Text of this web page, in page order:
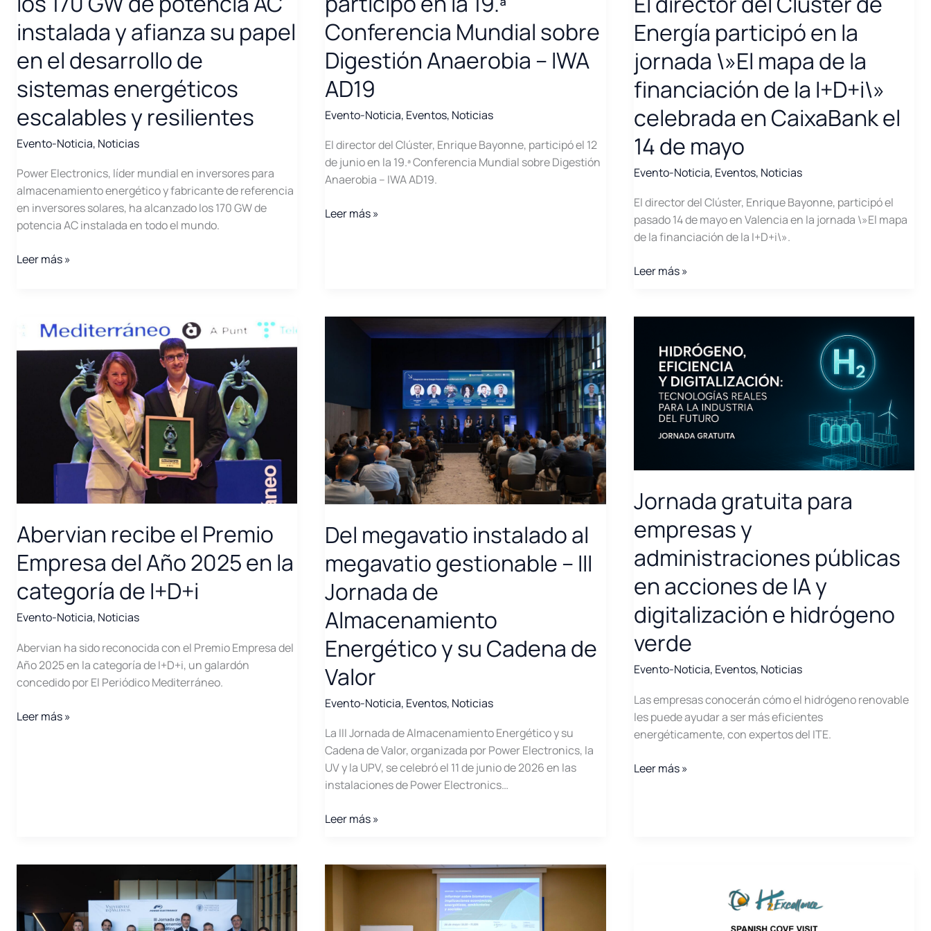
para
VE
Power
On
futuro
del
sector
energético
instalada y afianza su papel
en el desarrollo de
sistemas energéticos
escalables y resilientes
Evento-Noticia, Noticias
Power Electronics, líder mundial en inversores para
almacenamiento energético y fabricante de referencia
en inversores solares, ha alcanzado los 170 GW de
potencia AC instalada en todo el mundo.
Power
instalada
en
desarrollo
de
sistemas
energéticos
escalables
y
Leer más »
Conferencia Mundial sobre
Digestión Anaerobia – IWA
AD19
Evento-Noticia, Eventos, Noticias
El director del Clúster, Enrique Bayonne, participó el 12
de junio en la 19.ª Conferencia Mundial sobre Digestión
Anaerobia – IWA AD19.
El
la
Digestión
–
IWA
AD19
Leer más »
Energía participó en la
jornada \»El mapa de la
financiación de la I+D+i\»
celebrada en CaixaBank el
14 de mayo
Evento-Noticia, Eventos, Noticias
El director del Clúster, Enrique Bayonne, participó el
pasado 14 de mayo en Valencia en la jornada \»El mapa
de la financiación de la I+D+i\».
El
Energía
participó
jornada
la
financiación
de
I+D+i\»
celebrada
en
CaixaBank
14
de
Leer más »
Abervian recibe el Premio
Empresa del Año 2025 en la
categoría de I+D+i
Evento-Noticia, Noticias
Abervian ha sido reconocida con el Premio Empresa del
Año 2025 en la categoría de I+D+i, un galardón
concedido por El Periódico Mediterráneo.
Abervian
categoría
I+D+i
Leer más »
Del megavatio instalado al
megavatio gestionable – III
Jornada de
Almacenamiento
Energético y su Cadena de
Valor
Evento-Noticia, Eventos, Noticias
La III Jornada de Almacenamiento Energético y su
Cadena de Valor, organizada por Power Electronics, la
UV y la UPV, se celebró el 11 de junio de 2026 en las
instalaciones de Power Electronics…
Del
al
Leer más »
Jornada gratuita para
empresas y
administraciones públicas
en acciones de IA y
digitalización e hidrógeno
verde
Evento-Noticia, Eventos, Noticias
Las empresas conocerán cómo el hidrógeno renovable
les puede ayudar a ser más eficientes
energéticamente, con expertos del ITE.
Jornada
Leer más »